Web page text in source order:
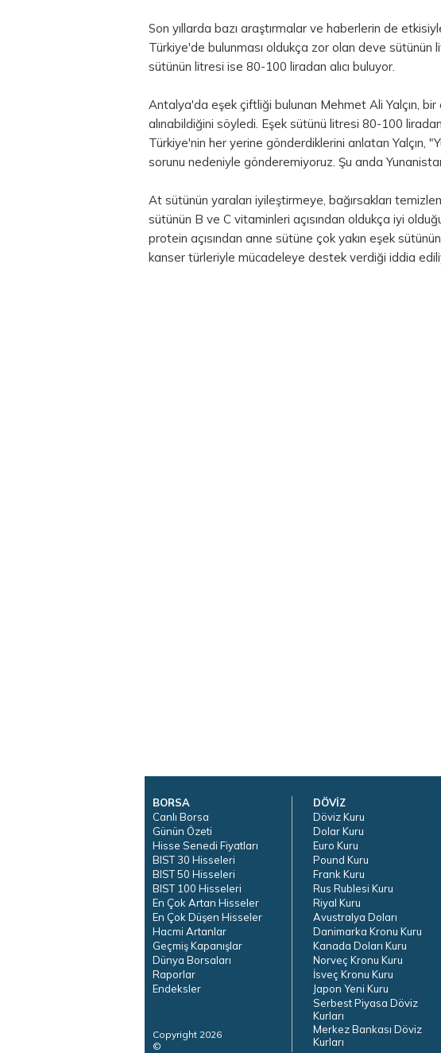
Son yıllarda bazı araştırmalar ve haberlerin de
Türkiye'de bulunması oldukça zor olan deve
sütünün litresi ise 80-100 liradan alıcı buluyor.
Antalya'da eşek çiftliği bulunan Mehmet Ali Yalçın,
alınabildiğini söyledi. Eşek sütünü litresi 80-100
Türkiye'nin her yerine gönderdiklerini anlatan Yalçın,
sorunu nedeniyle gönderemiyoruz. Şu anda
At sütünün yaraları iyileştirmeye, bağırsakları
sütünün B ve C vitaminleri açısından oldukça iyi
protein açısından anne sütüne çok yakın eşek
kanser türleriyle mücadeleye destek verdiği iddia
BORSA
Canlı Borsa
Günün Özeti
Hisse Senedi Fiyatları
BIST 30 Hisseleri
BIST 50 Hisseleri
BIST 100 Hisseleri
En Çok Artan Hisseler
En Çok Düşen Hisseler
Hacmi Artanlar
Geçmiş Kapanışlar
Dünya Borsaları
Raporlar
Endeksler
Copyright 2026
©
DÖVİZ
Döviz Kuru
Dolar Kuru
Euro Kuru
Pound Kuru
Frank Kuru
Rus Rublesi Kuru
Riyal Kuru
Avustralya Doları
Danimarka Kronu Kuru
Kanada Doları Kuru
Norveç Kronu Kuru
İsveç Kronu Kuru
Japon Yeni Kuru
Serbest Piyasa Döviz
Kurları
Merkez Bankası Döviz
Kurları